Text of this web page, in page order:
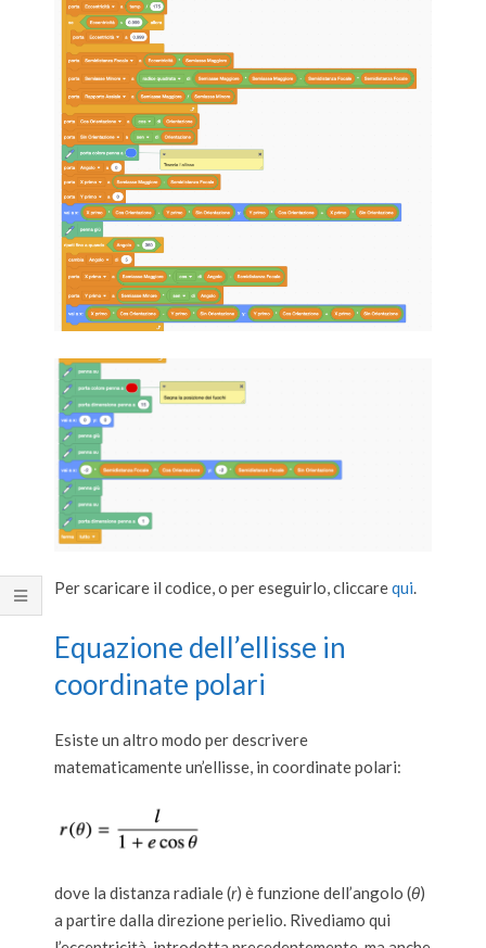
Per scaricare il codice, o per eseguirlo, cliccarequi.
Equazione dell’ellisse in
coordinate polari
Esiste un altro modo per descrivere
matematicamente un’ellisse, in coordinate polari:
dove la distanza radiale (r) è funzione dell’angolo (θ)
a partire dalla direzione perielio. Rivediamo qui